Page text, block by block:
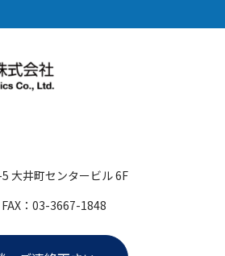
大井町センタービル 6F
：03-3667-1848